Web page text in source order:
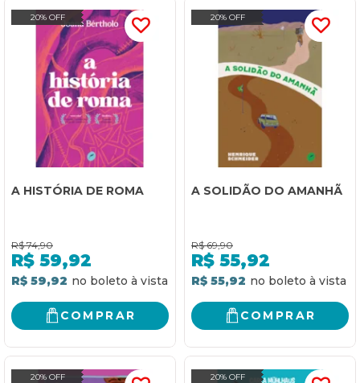
20% OFF
A HISTÓRIA DE ROMA
R$ 74,90
R$ 59,92
R$ 59,92
COMPRAR
20% OFF
A SOLIDÃO DO AMANHÃ
R$ 69,90
R$ 55,92
R$ 55,92
COMPRAR
20% OFF 20% OFF